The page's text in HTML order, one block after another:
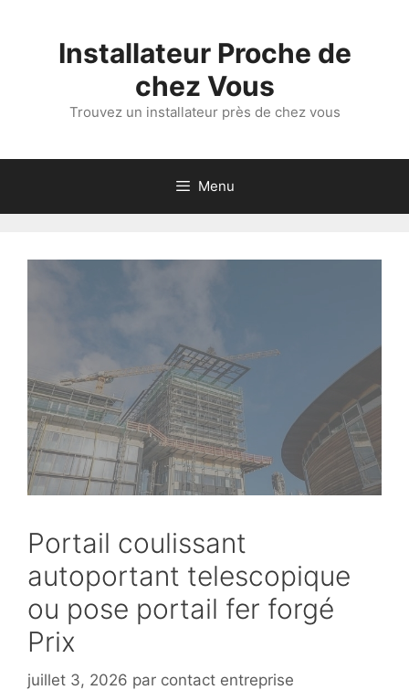
Installateur Proche de
chez Vous
Trouvez un installateur près de chez vous
Menu
Portail coulissant
autoportant telescopique
ou pose portail fer forgé
Prix
juillet 3, 2026 par contact entreprise